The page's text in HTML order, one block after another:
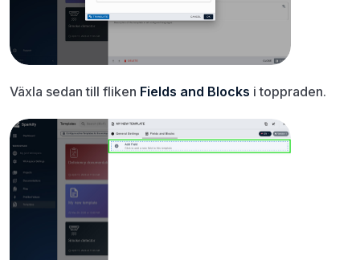
Växla sedan till fliken Fields and Blocks i toppraden.